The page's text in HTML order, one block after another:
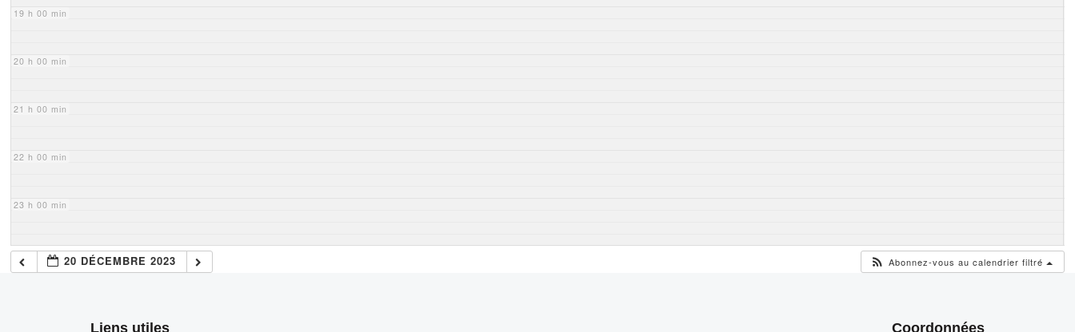
19 h 00 min
20 h 00 min
21 h 00 min
22 h 00 min
23 h 00 min
20 DÉCEMBRE 2023 Abonnez-vous au calendrier filtré
Liens utiles Coordonnées